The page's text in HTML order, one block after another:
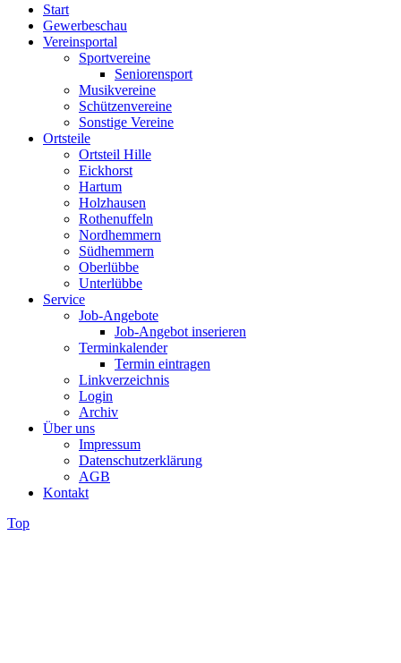
Start
Gewerbeschau
Vereinsportal
Sportvereine
Seniorensport
Musikvereine
Schützenvereine
Sonstige Vereine
Ortsteile
Ortsteil Hille
Eickhorst
Hartum
Holzhausen
Rothenuffeln
Nordhemmern
Südhemmern
Oberlübbe
Unterlübbe
Service
Job-Angebote
Job-Angebot inserieren
Terminkalender
Termin eintragen
Linkverzeichnis
Login
Archiv
Über uns
Impressum
Datenschutzerklärung
AGB
Kontakt
Top